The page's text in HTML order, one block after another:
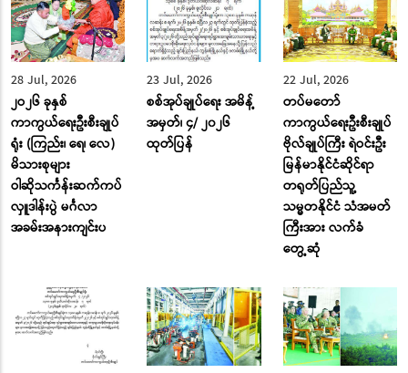
28 Jul, 2026
၂ဝ၂၆ ခုနှစ်
ကာကွယ်ရေးဦးစီးချုပ်
ရုံး (ကြည်း၊ ရေ၊ လေ)
မိသားစုများ
ဝါဆိုသင်္ကန်းဆက်ကပ်
လှူဒါန်းပွဲ မင်္ဂလာ
အခမ်းအနားကျင်းပ
23 Jul, 2026
စစ်အုပ်ချုပ်ရေး အမိန့်
အမှတ်၊ ၄/ ၂၀၂၆
ထုတ်ပြန်
22 Jul, 2026
တပ်မတော်
ကာကွယ်ရေးဦးစီးချုပ်
ဗိုလ်ချုပ်ကြီး ရဲဝင်းဦး
မြန်မာနိုင်ငံဆိုင်ရာ
တရုတ်ပြည်သူ့
သမ္မတနိုင်ငံ သံအမတ်
ကြီးအား လက်ခံ
တွေ့ဆုံ